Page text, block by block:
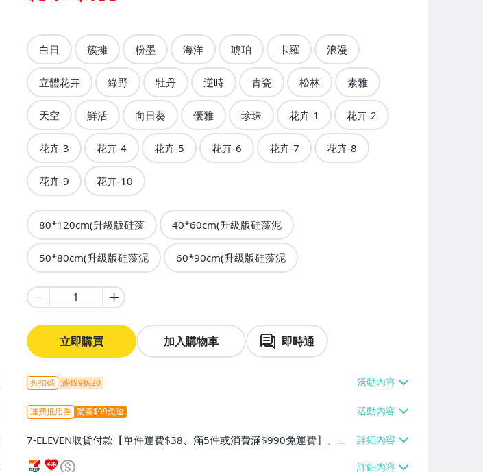
白日 簇擁 粉墨 海洋 琥珀 卡羅 浪漫
立體花卉 綠野 牡丹 逆時 青瓷 松林 素雅
天空 鮮活 向日葵 優雅 珍珠 花卉-1 花卉-2
花卉-3 花卉-4 花卉-5 花卉-6 花卉-7 花卉-8
花卉-9 花卉-10
80*120cm(升級版硅藻 40*60cm(升級版硅藻泥
50*80cm(升級版硅藻泥 60*90cm(升級版硅藻泥
立即購買 加入購物車 即時通
折扣碼 滿499折20
運費抵用券 驚喜$99免運
7-ELEVEN取貨付款【單件運費$38、滿5件或消費滿$990免運費】、萊
爾富取貨付款【單件運費$60、滿100件或消費滿$990免運費】、宅配/